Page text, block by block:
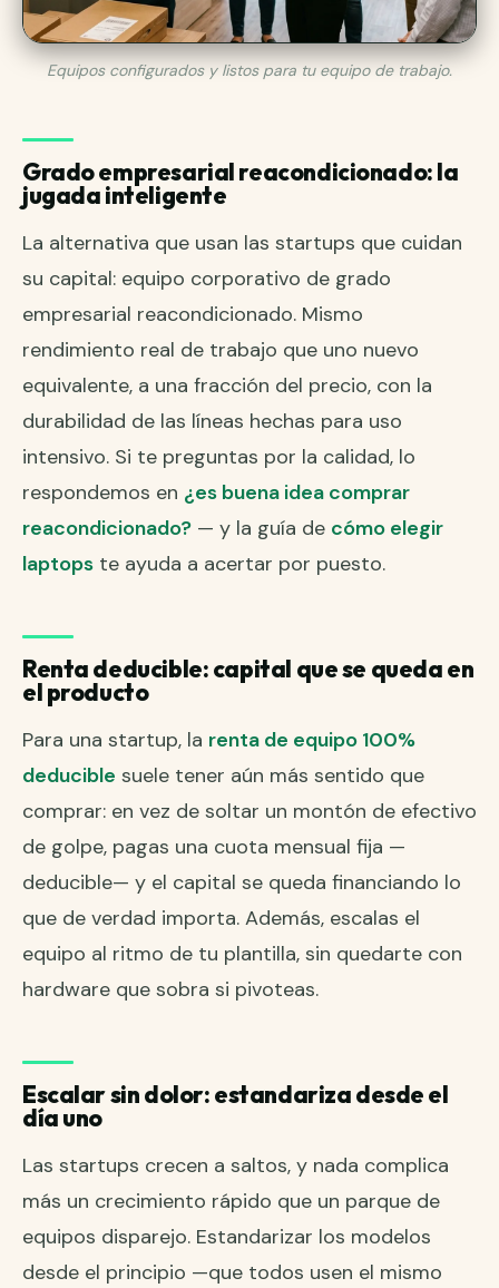
Equipos configurados y listos para tu equipo de trabajo.
Grado empresarial reacondicionado: la
jugada inteligente
La alternativa que usan las startups que cuidan
su capital: equipo corporativo de grado
empresarial reacondicionado. Mismo
rendimiento real de trabajo que uno nuevo
equivalente, a una fracción del precio, con la
durabilidad de las líneas hechas para uso
intensivo. Si te preguntas por la calidad, lo
respondemos en ¿es buena idea comprar
reacondicionado? — y la guía de cómo elegir
laptops te ayuda a acertar por puesto.
Renta deducible: capital que se queda en
el producto
Para una startup, la renta de equipo 100%
deducible suele tener aún más sentido que
comprar: en vez de soltar un montón de efectivo
de golpe, pagas una cuota mensual fija —
deducible— y el capital se queda financiando lo
que de verdad importa. Además, escalas el
equipo al ritmo de tu plantilla, sin quedarte con
hardware que sobra si pivoteas.
Escalar sin dolor: estandariza desde el
día uno
Las startups crecen a saltos, y nada complica
más un crecimiento rápido que un parque de
equipos disparejo. Estandarizar los modelos
desde el principio —que todos usen el mismo